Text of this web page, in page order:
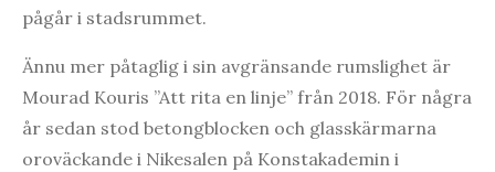
pågår i stadsrummet.
Ännu mer påtaglig i sin avgränsande rumslighet är
Mourad Kouris ”Att rita en linje” från 2018. För några
år sedan stod betongblocken och glasskärmarna
oroväckande i Nikesalen på Konstakademin i